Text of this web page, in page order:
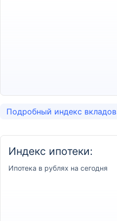
Подробный индекс вкладов
Индекс ипотеки:
Ипотека в рублях на сегодня